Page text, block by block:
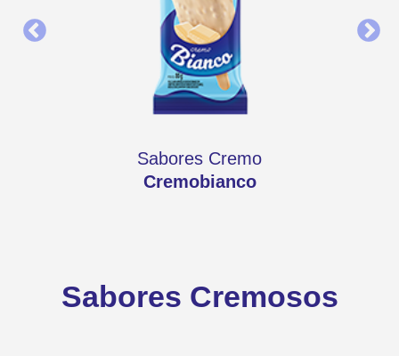
Sabores Cremo
Cremobianco
Sabores Cremosos